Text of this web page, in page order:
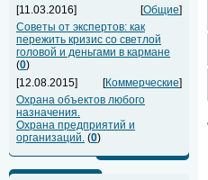
[11.03.2016]
[Общие]
Советы от экспертов: как
пережить кризис со светлой
головой и деньгами в кармане
(0)
[12.08.2015]
[Коммерческие]
Охрана объектов любого
назначения.
Охрана предприятий и
организаций. (0)